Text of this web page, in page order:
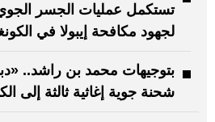
تستكمل عمليات الجسر الجوي
لجهود مكافحة إيبولا في
بتوجيهات محمد بن راشد..
شحنة جوية إغاثية ثالثة إلى